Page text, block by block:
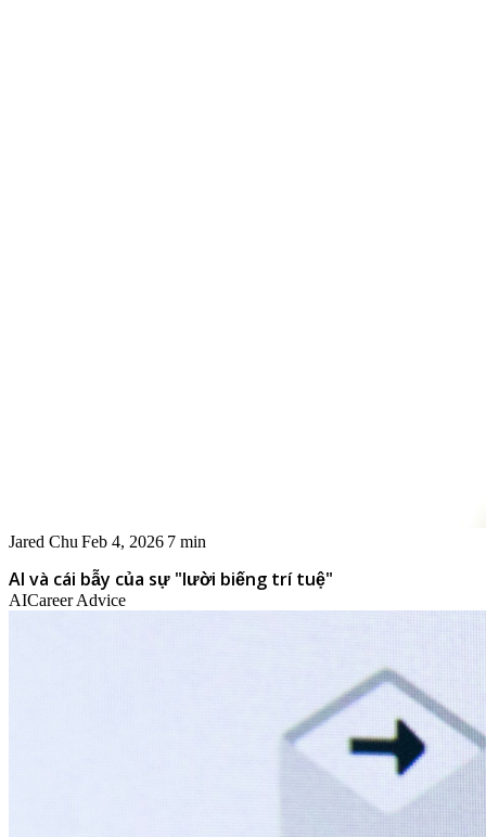
Jared Chu Feb 4, 2026 7 min
AI và cái bẫy của sự "lười biếng trí tuệ"
AICareer Advice